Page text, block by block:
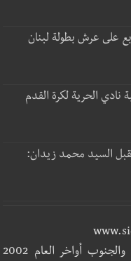
على عرش بطولة لبنان
نادي الحرية لكرة القدم
السيد محمد زيدان:
أول صحيفة اليكترونية صدرت في صيدا والجنوب أواخر العام 2002